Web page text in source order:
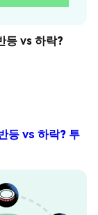
등 vs 하락?
등 vs 하락? 투